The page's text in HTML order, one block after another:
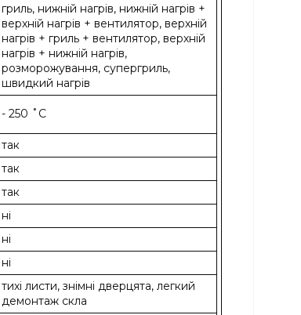
гриль, нижній нагрів, нижній нагрів +
верхній нагрів + вентилятор, верхній
нагрів + гриль + вентилятор, верхній
нагрів + нижній нагрів,
розморожування, супергриль,
швидкий нагрів
- 250 ˚C
так
так
так
ні
ні
ні
тихі листи, знімні дверцята, легкий
демонтаж скла